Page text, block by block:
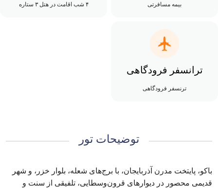
بیمه مسافرتی ۴ شب اقامت در هتل ۳ ستاره
ترانسفر فرودگاهی
ترنسفر فرودگاهی
توضیحات تور
باکو، پایتخت مدرن آذربایجان، با برج‌های شعله، بلوار خزر، و شهر
قدیمی محصور در دیوارهای قرون‌وسطایی، تلفیقی از سنت و